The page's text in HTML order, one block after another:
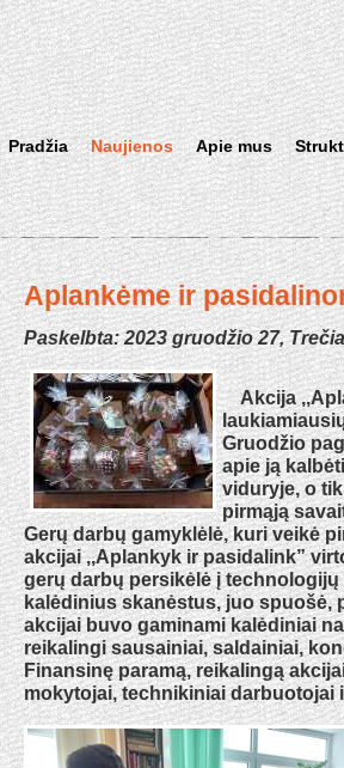
Pradžia Naujienos Apie mus
Aplankėme ir
Paskelbta: 2023 gruodžio 27,
Akcija
Gruodžio
apie ją
viduryje, o
pirmąją
Gerų darbų gamyklėlė, kuri veikė
akcijai ,,Aplankyk ir pasidalink”
gerų darbų persikėlė į
kalėdinius skanėstus, juo spuošė,
akcijai buvo gaminami kalėdiniai
reikalingi sausainiai, saldainiai,
Finansinę paramą, reikalingą
mokytojai, technikiniai darbuotojai